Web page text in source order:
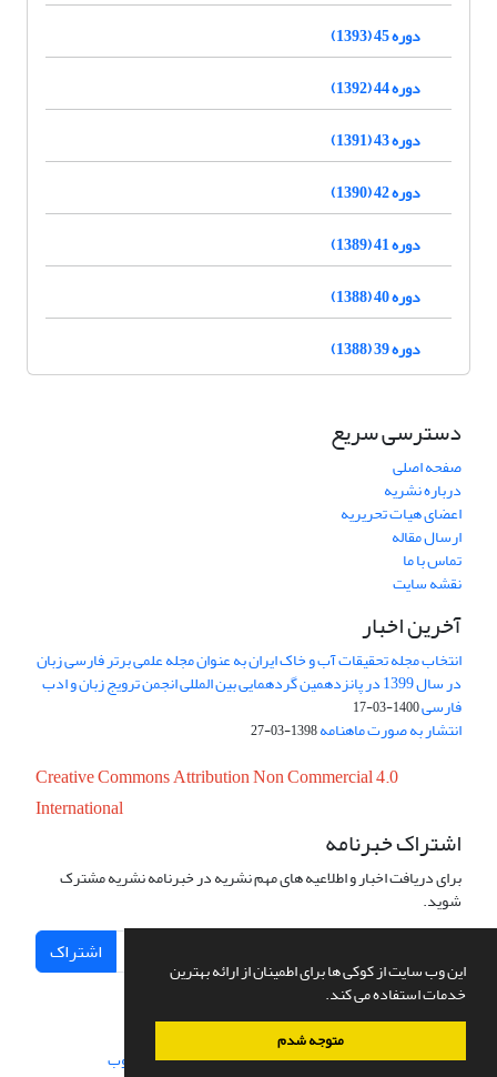
این وب سایت از کوکی ها برای اطمینان از ارائه بهترین
خدمات استفاده می کند.
متوجه شدم
دوره 45 (1393)
دوره 44 (1392)
دوره 43 (1391)
دوره 42 (1390)
دوره 41 (1389)
دوره 40 (1388)
دوره 39 (1388)
دسترسی سریع
صفحه اصلی
درباره نشریه
اعضای هیات تحریریه
ارسال مقاله
تماس با ما
نقشه سایت
آخرین اخبار
انتخاب مجله تحقیقات آب و خاک ایران به عنوان مجله علمی برتر فارسی زبان
در سال 1399 در پانزدهمین گردهمایی بین المللی انجمن ترویج زبان و ادب
فارسی1400-03-17
انتشار به صورت ماهنامه1398-03-27
Creative Commons Attribution Non Commercial 4.0
International
اشتراک خبرنامه
برای دریافت اخبار و اطلاعیه های مهم نشریه در خبرنامه نشریه مشترک
شوید.
اشتراک
سامانه مدیریت نشریات علمی.طراحی و پیاده سازی از سیناوب